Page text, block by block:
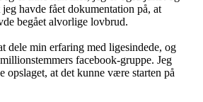
havde fået dokumentation på, at
begået alvorlige lovbrud.
dele min erfaring med ligesindede, og
facebook-gruppe. Jeg
opslaget, at det kunne være starten på